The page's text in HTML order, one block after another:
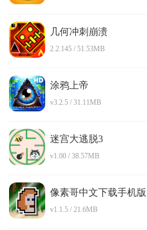
几何冲刺崩溃
2.2.145 / 51.53MB
涂鸦上帝
v3.2.5 / 31.11MB
迷宫大逃脱3
v1.00 / 38.57MB
像素哥中文下载手机版
v1.1.5 / 21.6MB